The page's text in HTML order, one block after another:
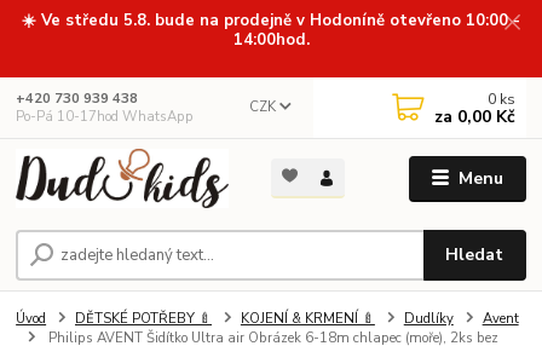
☀️ Ve středu 5.8. bude na prodejně v Hodoníně otevřeno 10:00 -
14:00hod.
Menu
CZK
Hledat
+420 730 939 438
Po-Pá 10-17hod WhatsApp
0 ks
za 0,00 Kč
Úvod DĚTSKÉ POTŘEBY 🍼 KOJENÍ & KRMENÍ 🍼 Dudlíky
Avent
Philips AVENT Šidítko Ultra air Obrázek 6-18m chlapec (moře), 2ks bez